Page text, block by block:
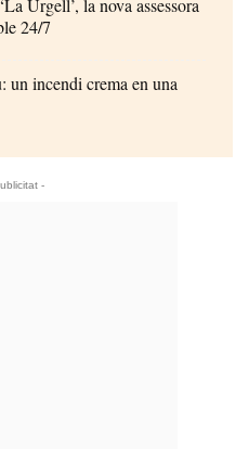
Urgell’, la nova assessora
24/7
incendi crema en una
-